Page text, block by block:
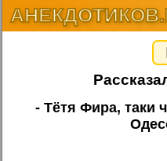
- Тётя Фира, таки